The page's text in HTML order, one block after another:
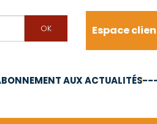
Espace
AUX ACTUALITÉS---